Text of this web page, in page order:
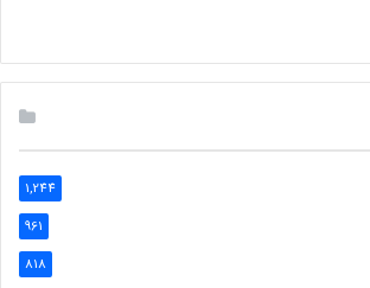
1,244
961
818